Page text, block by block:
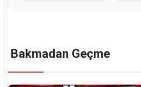
Bakmadan Geçme